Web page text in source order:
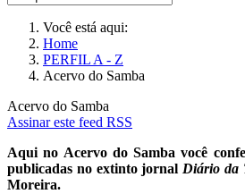
Você está aqui:
Home
PERFIL A - Z
Acervo do Samba
Acervo do Samba
Assinar este feed RSS
Aqui no Acervo do Samba você
publicadas no extinto jornal Diário da
Moreira.